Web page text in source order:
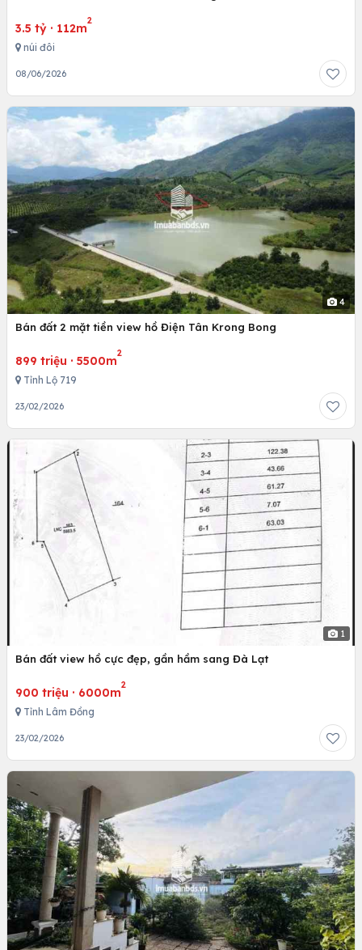
3.5 tỷ · 112m
2
núi đôi
08/06/2026
4
Bán đất 2 mặt tiền view hồ Điện Tân Krong Bong
899 triệu · 5500m
2
Tỉnh Lộ 719
23/02/2026
1
Bán đất view hồ cực đẹp, gần hầm sang Đà Lạt
900 triệu · 6000m
2
Tỉnh Lâm Đồng
23/02/2026